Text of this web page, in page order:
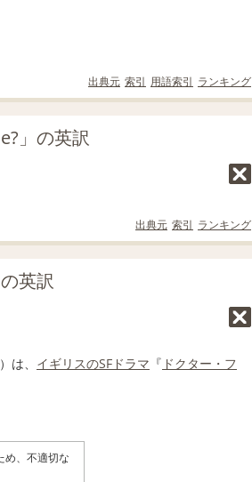
出典元 索引 用語索引 ランキング
」の英訳
出典元 索引 ランキング
英訳
は、 イギリスのSF ドラマ 『 ドクター・フ
め、不適切な